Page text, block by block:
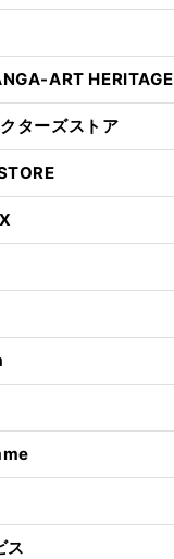
ART HERITAGE
ターズストア
ス